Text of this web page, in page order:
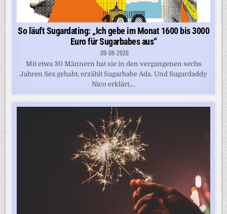
So läuft Sugardating: „Ich gebe im Monat 1600 bis 3000
Euro für Sugarbabes aus“
09-08-2026
Mit etwa 30 Männern hat sie in den vergangenen sechs
Jahren Sex gehabt, erzählt Sugarbabe Ada. Und Sugardaddy
Nico erklärt,...